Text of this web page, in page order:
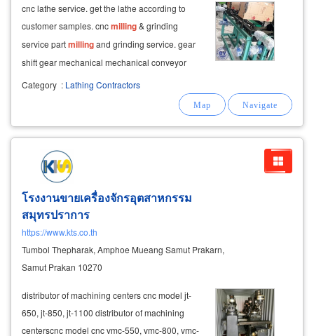
cnc lathe service. get the lathe according to
customer samples. cncmilling& grinding
service partmillingand grinding service. gear
shift gear mechanical mechanical conveyor
system metal grinding, metal cutting, drilling,
Category : Lathing Contractors
โรงงานขายเครื่องจักรอุตสาหกรรม
สมุทรปราการ
https://www.kts.co.th
Tumbol Thepharak, Amphoe Mueang Samut Prakarn,
Samut Prakan 10270
distributor of machining centers cnc model jt-
650, jt-850, jt-1100 distributor of machining
centerscnc model cnc vmc-550, vmc-800, vmc-